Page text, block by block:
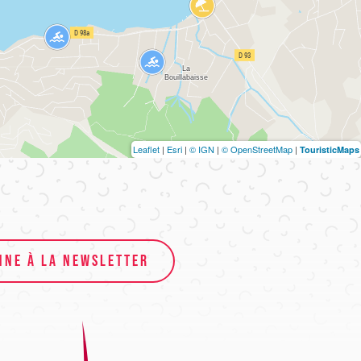
Leaflet | Esri | © IGN | © OpenStreetMap | TouristicMaps
À LA NEWSLETTER